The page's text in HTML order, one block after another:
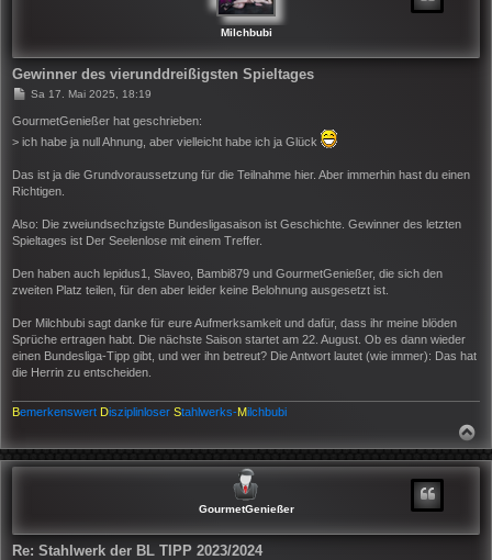
Milchbubi
Gewinner des vierunddreißigsten Spieltages
B
i
r
g
Sa 17. Mai 2025, 18:19
GourmetGenießer hat geschrieben:
> ich habe ja null Ahnung, aber vielleicht habe ich ja Glück
Das ist ja die Grundvoraussetzung für die Teilnahme hier. Aber immerhin hast du einen
Richtigen.
Also: Die zweiundsechzigste Bundesligasaison ist Geschichte. Gewinner des letzten
Spieltages ist Der Seelenlose mit einem Treffer.
Den haben auch lepidus1, Slaveo, Bambi879 und GourmetGenießer, die sich den
zweiten Platz teilen, für den aber leider keine Belohnung ausgesetzt ist.
Der Milchbubi sagt danke für eure Aufmerksamkeit und dafür, dass ihr meine blöden
Sprüche ertragen habt. Die nächste Saison startet am 22. August. Ob es dann wieder
einen Bundesliga-Tipp gibt, und wer ihn betreut? Die Antwort lautet (wie immer): Das hat
die Herrin zu entscheiden.
Bemerkenswert Disziplinloser Stahlwerks-Milchbubi
GourmetGenießer
Re: Stahlwerk der BL TIPP 2023/2024